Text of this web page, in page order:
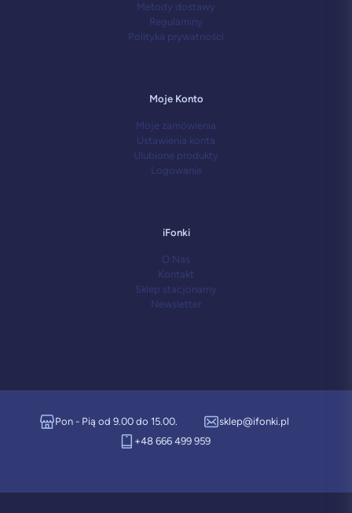
Metody dostawy
Regulaminy
Polityka prywatności
Moje Konto
Moje zamówienia
Ustawienia konta
Ulubione produkty
Logowanie
iFonki
O Nas
Kontakt
Sklep stacjonarny
Newsletter
Pon - Pią od 9.00 do 15.00.
sklep@ifonki.pl
+48 666 499 959